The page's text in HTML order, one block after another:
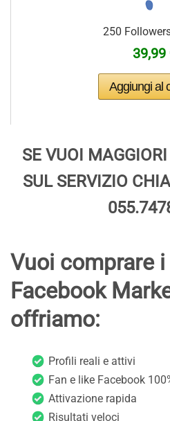
250
39,99
SE VUOI
SUL SERVIZIO
Vuoi comprare
Facebook
offriamo:
Profili reali e attivi
Fan e like Facebook
Attivazione rapida
Risultati veloci